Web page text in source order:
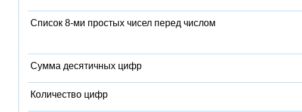
Список 8-ми простых чисел перед числом
Сумма десятичных цифр
Количество цифр